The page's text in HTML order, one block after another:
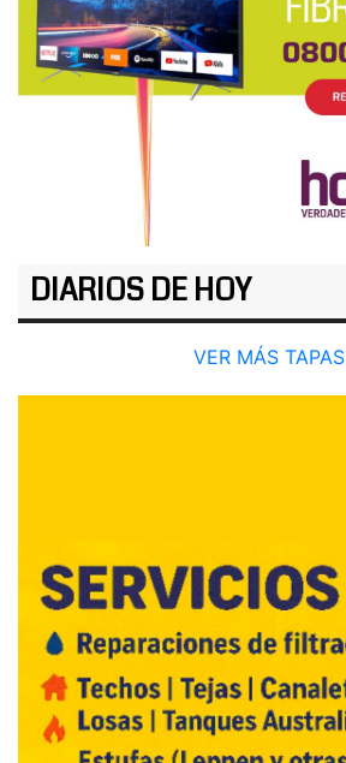
DIARIOS DE HOY
VER MÁS TAPAS